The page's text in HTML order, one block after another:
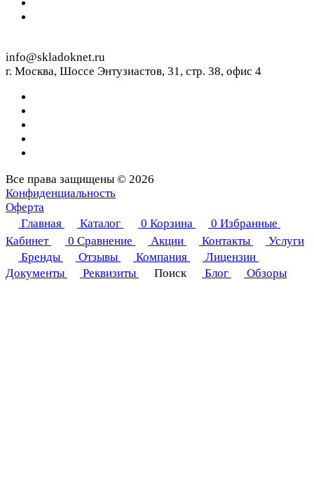
info@skladoknet.ru
г. Москва, Шоссе Энтузиастов, 31, стр. 38, офис 4
Все права защищены © 2026
Конфиденциальность
Оферта
Главная
Каталог 0 Корзина 0 Избранные
Кабинет
0 Сравнение Акции Контакты
Услуги
Бренды
Отзывы Компания
Лицензии
Документы
Реквизиты Поиск Блог Обзоры